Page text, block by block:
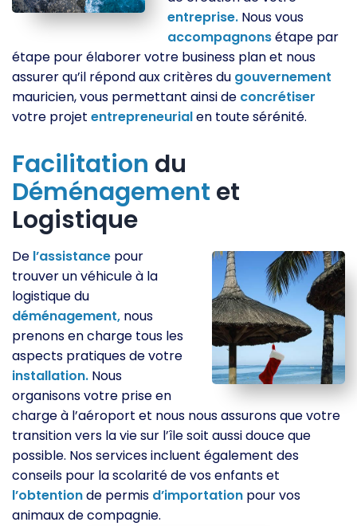
entreprise. Nous vous
accompagnonsétape par
étape pour élaborer votre business plan et nous
assurer qu’il répond aux critères du gouvernement
mauricien, vous permettant ainsi de concrétiser
votre projet entrepreneurialen toute sérénité.
Facilitation du
Déménagement et
Logistique
De l’assistance pour
trouver un véhicule à la
logistique du
déménagement, nous
prenons en charge tous les
aspects pratiques de votre
installation. Nous
organisons votre prise en
charge à l’aéroport et nous nous assurons que votre
transition vers la vie sur l’île soit aussi douce que
possible. Nos services incluent également des
conseils pour la scolarité de vos enfants et
l’obtentionde permis d’importation pour vos
animaux de compagnie.